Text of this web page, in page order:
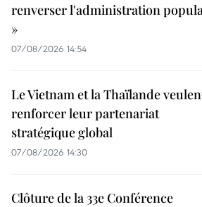
renverser l'administration
»
07/08/2026 14:54
Le Vietnam et la Thaïlande
renforcer leur partenariat
stratégique global
07/08/2026 14:30
Clôture de la 33e Conférence